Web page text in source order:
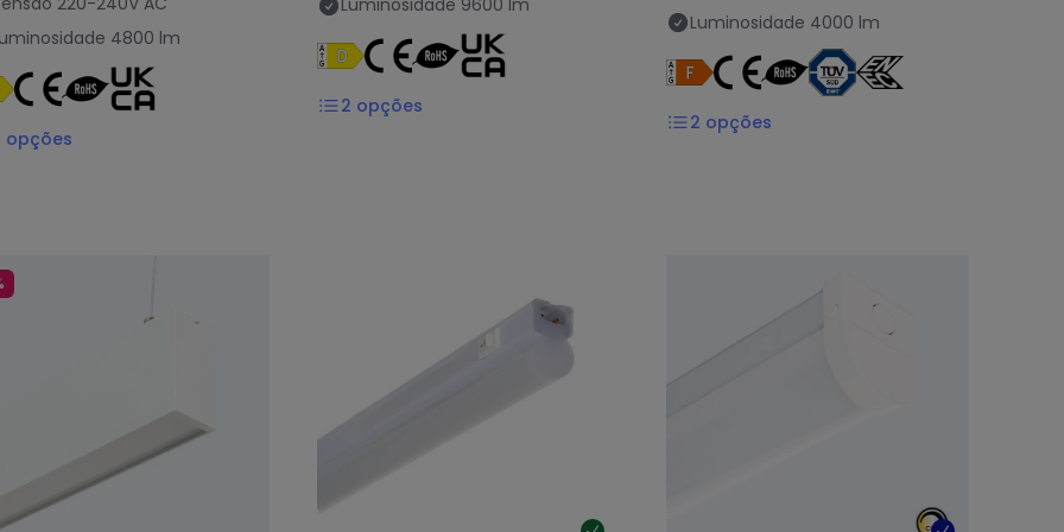
4800 lm
opções
2 opções
Luminosidade 4000 lm
2 opções